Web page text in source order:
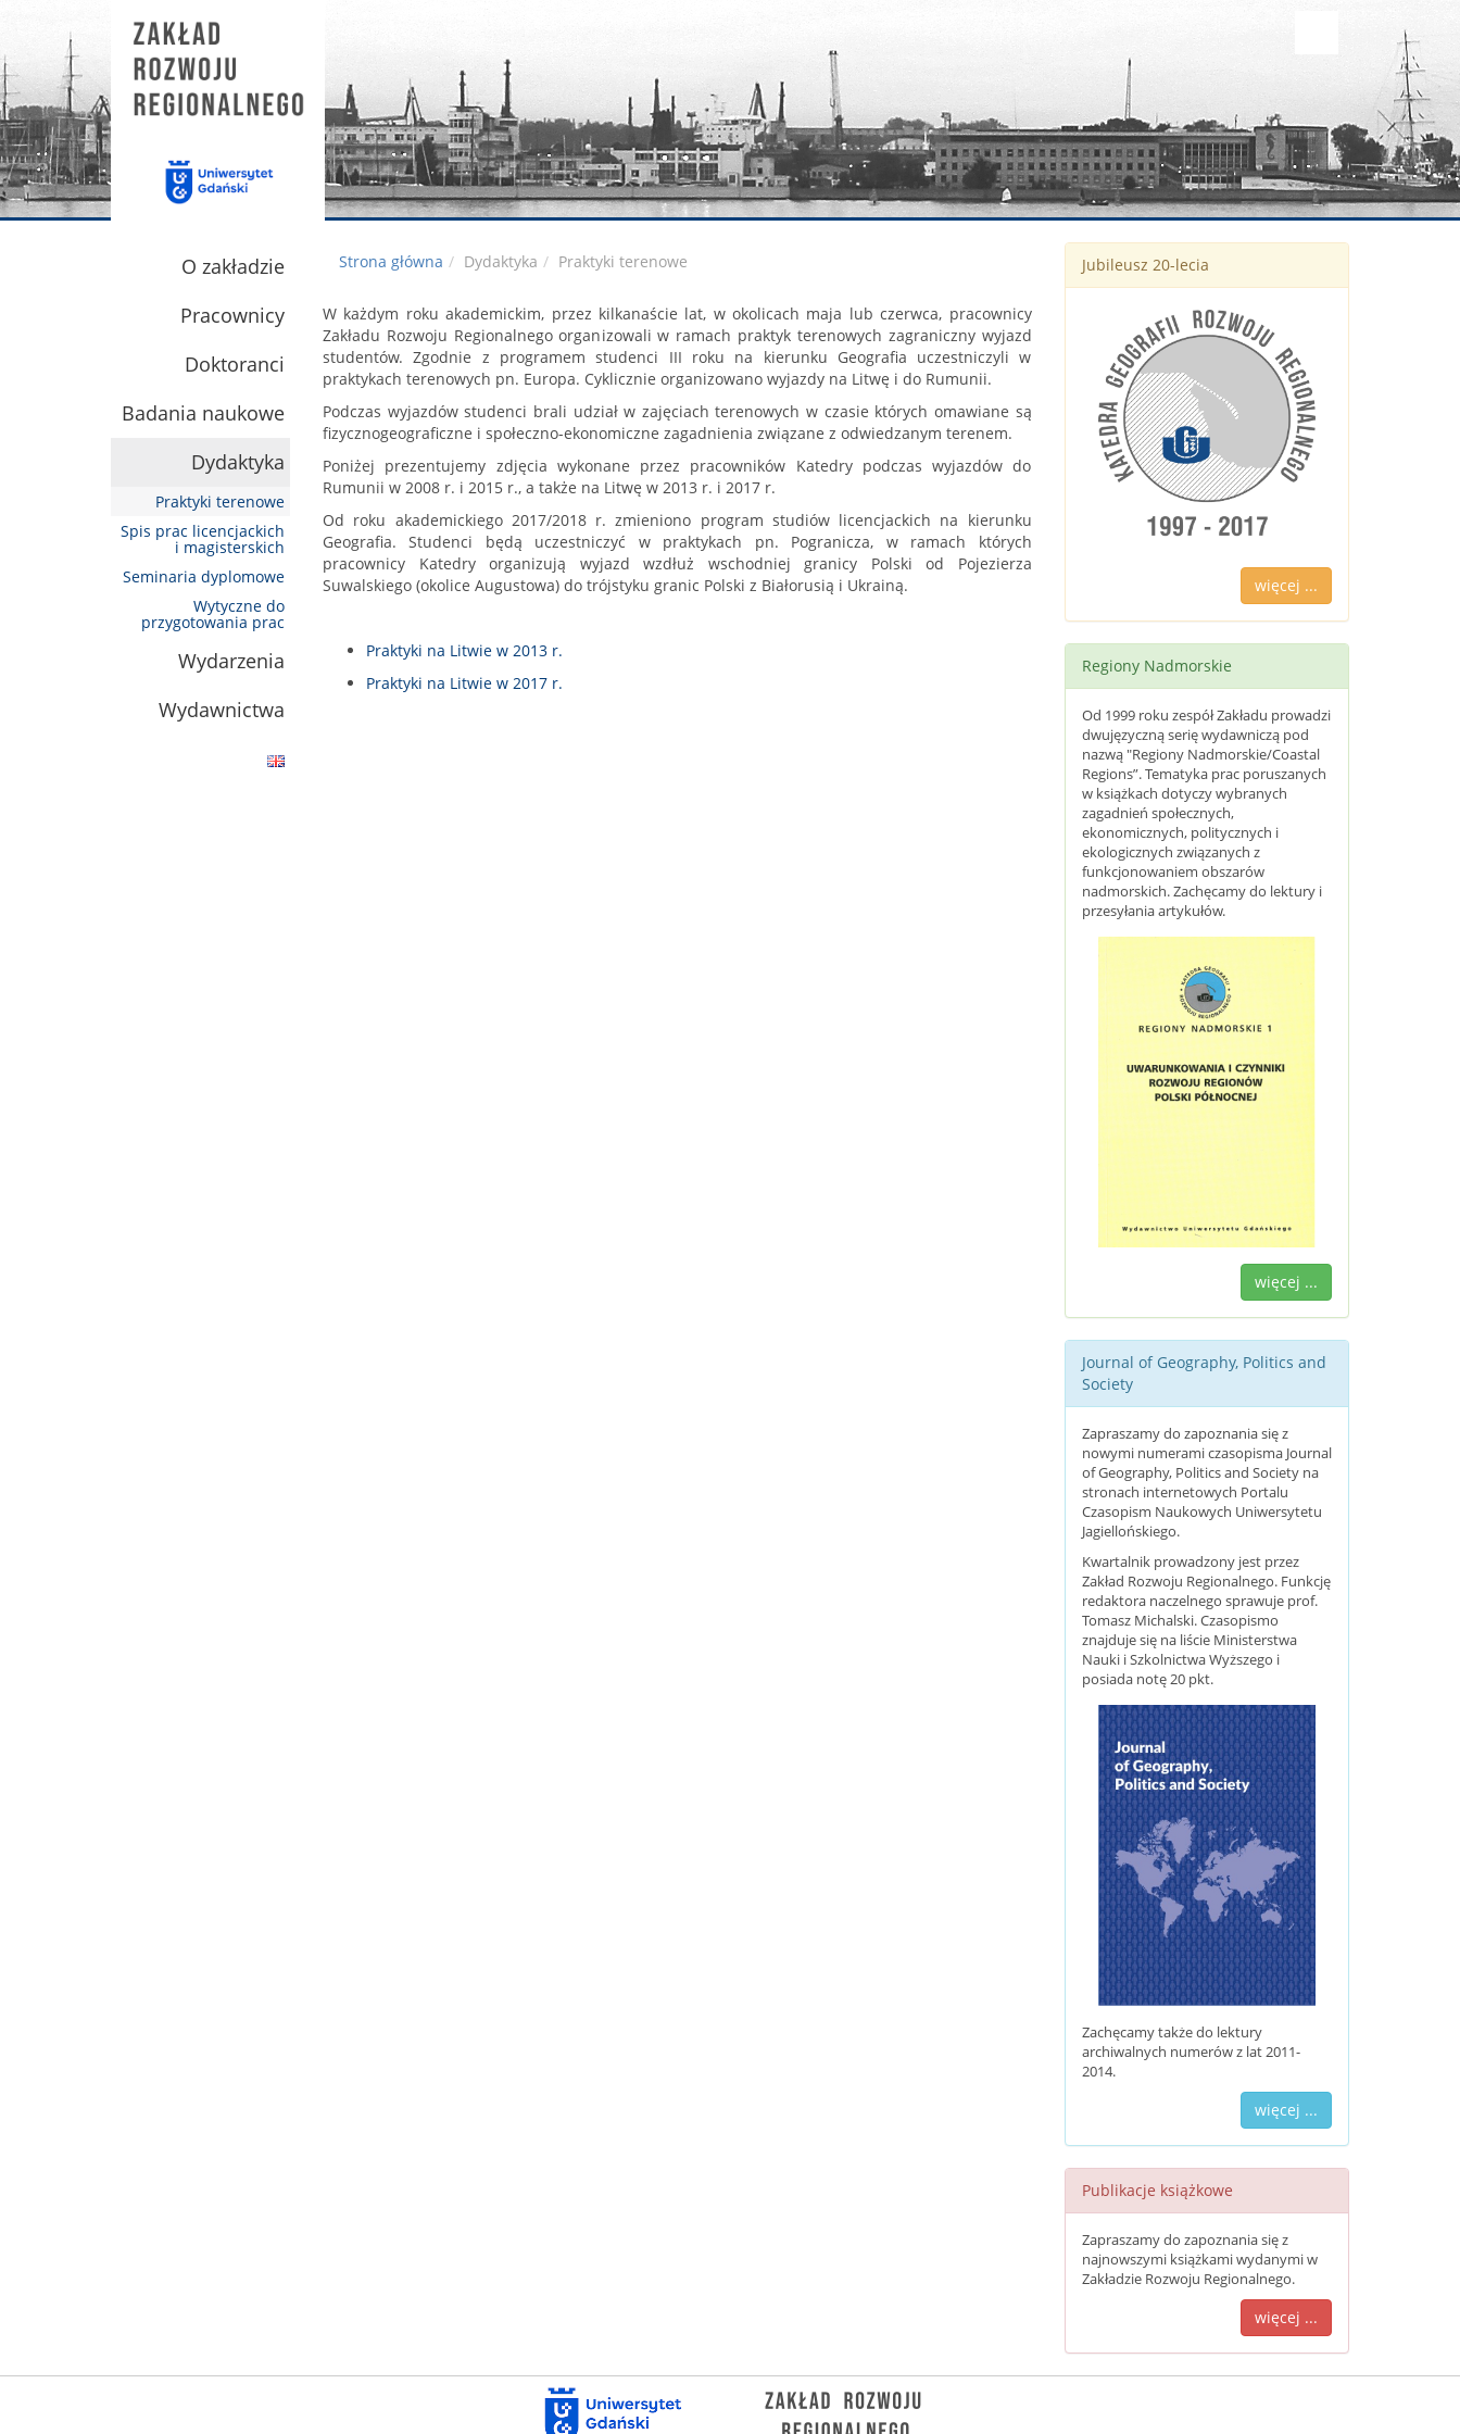
O zakładzie
Pracownicy
Doktoranci
Badania naukowe
Dydaktyka
Praktyki terenowe
Spis prac licencjackich
i magisterskich
Seminaria dyplomowe
Wytyczne do
przygotowania prac
Wydarzenia
Wydawnictwa
Strona główna Dydaktyka Praktyki terenowe
W każdym roku akademickim, przez kilkanaście lat, w okolicach maja lub czerwca, pracownicy
Zakładu Rozwoju Regionalnego organizowali w ramach praktyk terenowych zagraniczny wyjazd
studentów. Zgodnie z programem studenci III roku na kierunku Geografia uczestniczyli w
praktykach terenowych pn. Europa. Cyklicznie organizowano wyjazdy na Litwę i do Rumunii.
Podczas wyjazdów studenci brali udział w zajęciach terenowych w czasie których omawiane są
fizycznogeograficzne i społeczno-ekonomiczne zagadnienia związane z odwiedzanym terenem.
Poniżej prezentujemy zdjęcia wykonane przez pracowników Katedry podczas wyjazdów do
Rumunii w 2008 r. i 2015 r., a także na Litwę w 2013 r. i 2017 r.
Od roku akademickiego 2017/2018 r. zmieniono program studiów licencjackich na kierunku
Geografia. Studenci będą uczestniczyć w praktykach pn. Pogranicza, w ramach których
pracownicy Katedry organizują wyjazd wzdłuż wschodniej granicy Polski od Pojezierza
Suwalskiego (okolice Augustowa) do trójstyku granic Polski z Białorusią i Ukrainą.
Praktyki na Litwie w 2013 r.
Praktyki na Litwie w 2017 r.
Jubileusz 20-lecia
więcej ...
Regiony Nadmorskie
Od 1999 roku zespół Zakładu prowadzi
dwujęzyczną serię wydawniczą pod
nazwą "Regiony Nadmorskie/Coastal
Regions”. Tematyka prac poruszanych
w książkach dotyczy wybranych
zagadnień społecznych,
ekonomicznych, politycznych i
ekologicznych związanych z
funkcjonowaniem obszarów
nadmorskich. Zachęcamy do lektury i
przesyłania artykułów.
więcej ...
Journal of Geography, Politics and
Society
Zapraszamy do zapoznania się z
nowymi numerami czasopisma Journal
of Geography, Politics and Society na
stronach internetowych Portalu
Czasopism Naukowych Uniwersytetu
Jagiellońskiego.
Kwartalnik prowadzony jest przez
Zakład Rozwoju Regionalnego. Funkcję
redaktora naczelnego sprawuje prof.
Tomasz Michalski. Czasopismo
znajduje się na liście Ministerstwa
Nauki i Szkolnictwa Wyższego i
posiada notę 20 pkt.
Zachęcamy także do lektury
archiwalnych numerów z lat 2011-
2014.
więcej ...
Publikacje książkowe
Zapraszamy do zapoznania się z
najnowszymi książkami wydanymi w
Zakładzie Rozwoju Regionalnego.
więcej ...